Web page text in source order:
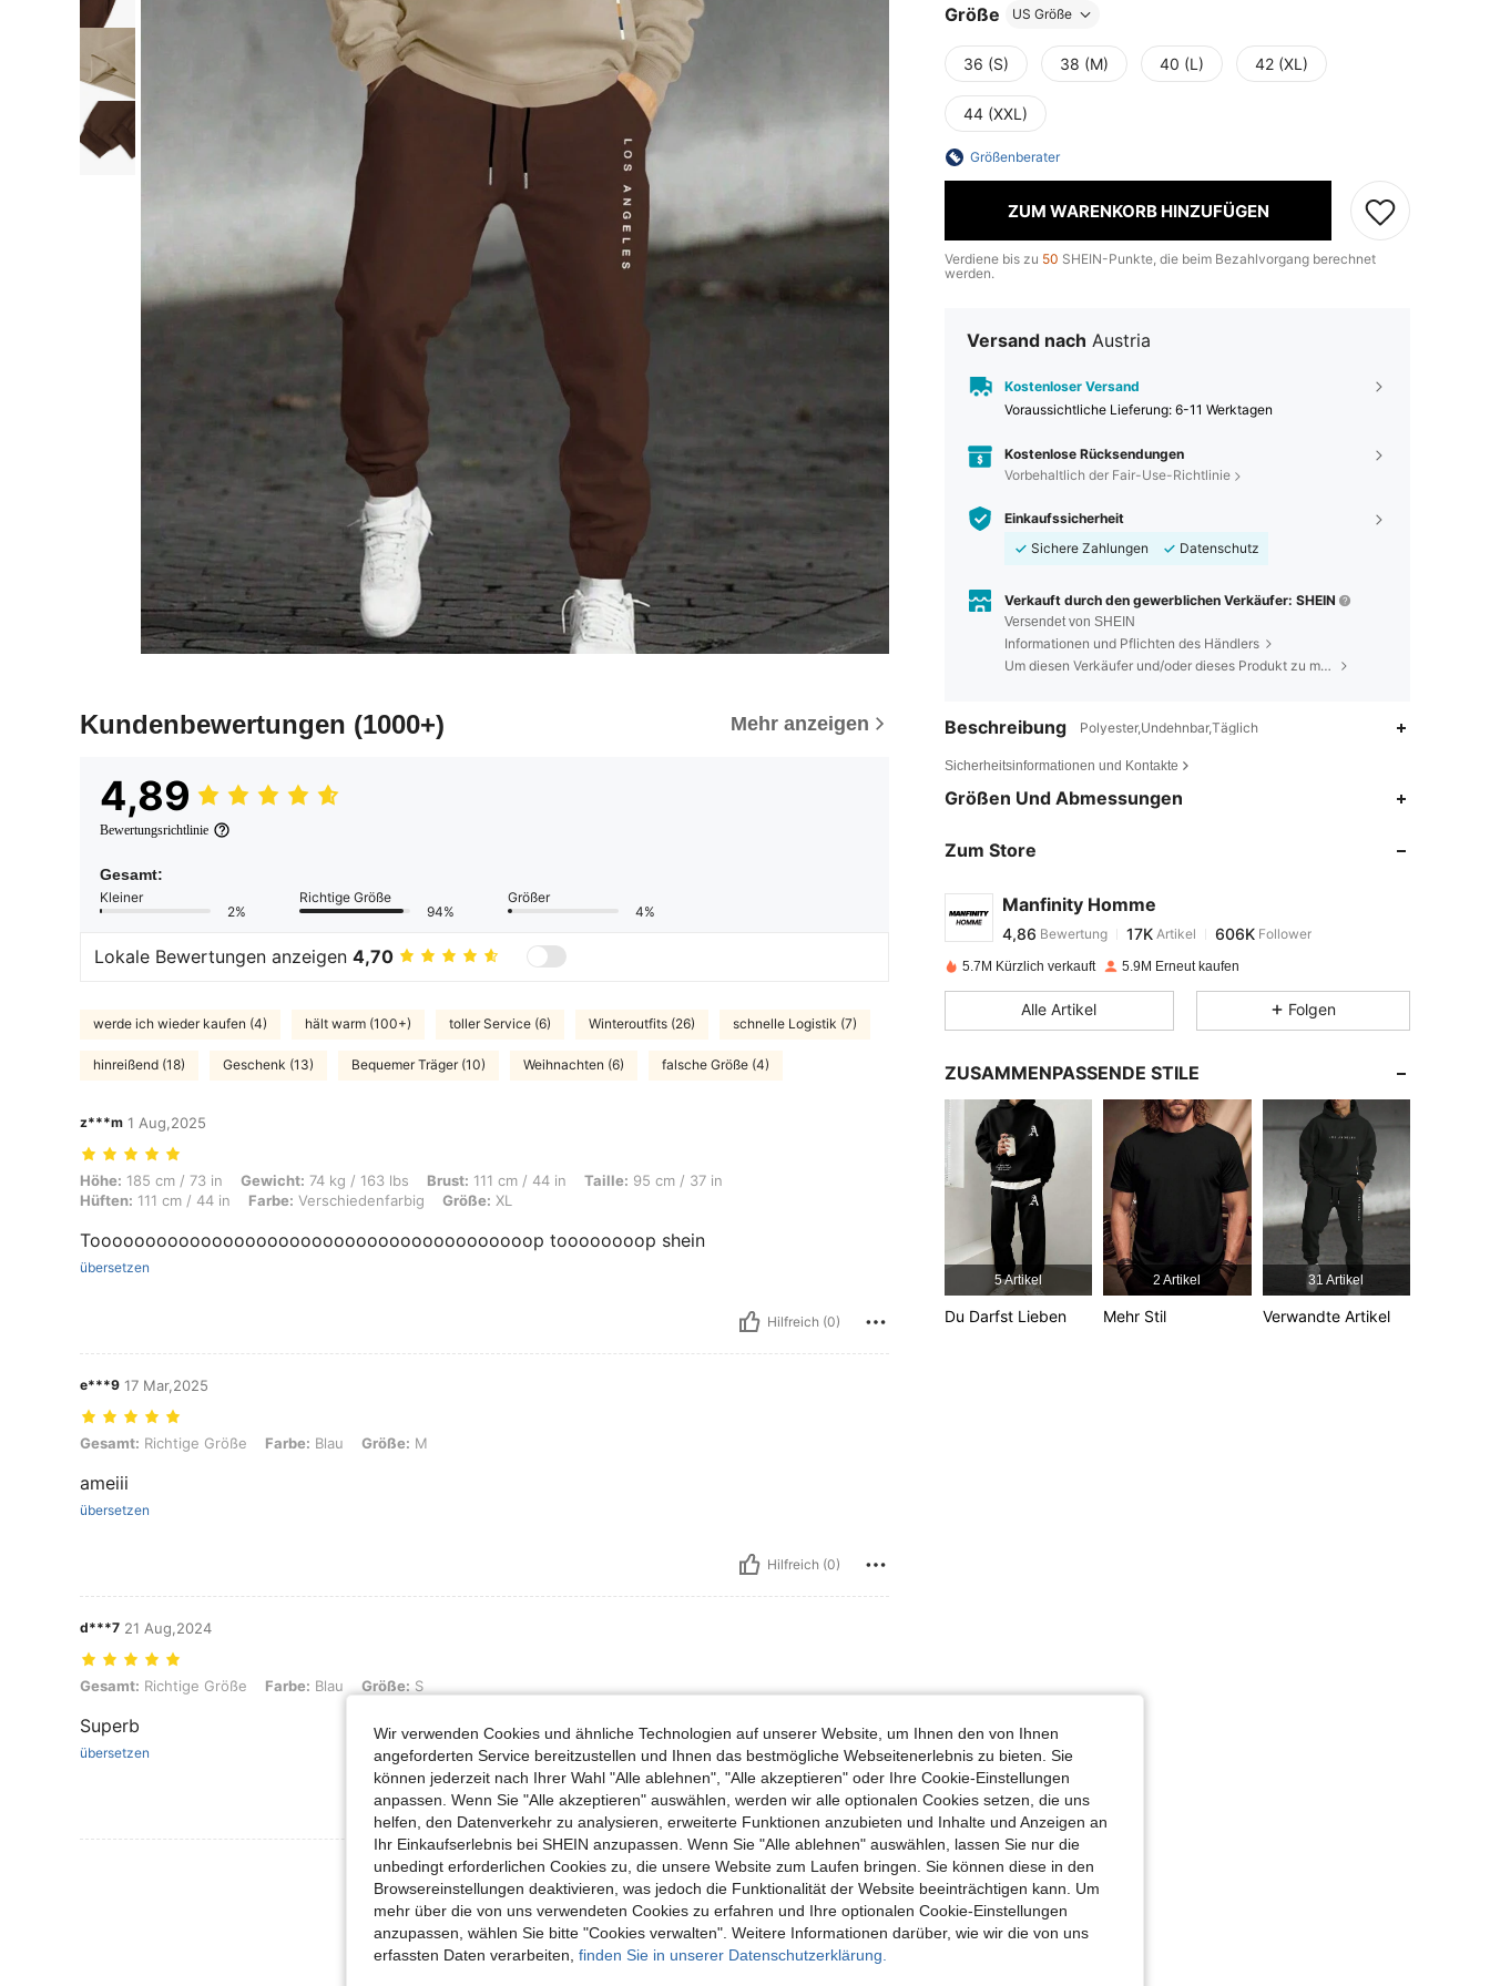
Kundenbewertungen (1000+) Mehr anzeigen
4,89
Bewertungsrichtlinie
Gesamt:
Kleiner
2%
Richtige Größe
94%
Größer
4%
Lokale Bewertungen anzeigen 4,70
werde ich wieder kaufen (4) hält warm (100+) toller Service (6) Winteroutfits (26) schnelle Logistik (7)
hinreißend (18) Geschenk (13) Bequemer Träger (10) Weihnachten (6) falsche Größe (4)
z***m 1 Aug,2025
Höhe: 185 cm / 73 in, Gewicht: 74 kg / 163 lbs, Brust: 111 cm / 44 in, Taille: 95 cm / 37 in, Hüften: 111 cm / 44 in, Farbe: Verschiedenfarbig, Größe: XL
Höhe: 185 cm / 73 in Gewicht: 74 kg / 163 lbs Brust: 111 cm / 44 in Taille: 95 cm / 37 in
Hüften: 111 cm / 44 in Farbe: Verschiedenfarbig Größe: XL
Toooooooooooooooooooooooooooooooooooooooop toooooooop shein
übersetzen
Hilfreich (0)
e***9 17 Mar,2025
Gesamt: Richtige Größe, Farbe: Blau, Größe: M
Gesamt: Richtige Größe Farbe: Blau Größe: M
ameiii
übersetzen
Hilfreich (0)
d***7 21 Aug,2024
Gesamt: Richtige Größe, Farbe: Blau, Größe: S
Gesamt: Richtige Größe Farbe: Blau Größe: S
Superb
übersetzen
Hilfreich (0)
Mehr Bewertungen Ansehen
Größe US Größe
36 (S) 38 (M) 40 (L) 42 (XL)
44 (XXL)
Größenberater
ZUM WARENKORB HINZUFÜGEN
Verdiene bis zu 50 SHEIN-Punkte, die beim Bezahlvorgang berechnet
werden.
Versand nach Austria
Kostenloser Versand
Voraussichtliche Lieferung: 6-11 Werktagen
Kostenlose Rücksendungen
Vorbehaltlich der Fair-Use-Richtlinie
Einkaufssicherheit
Sichere Zahlungen
Datenschutz
Verkauft durch den gewerblichen Verkäufer: SHEIN
Versendet von SHEIN
Informationen und Pflichten des Händlers
Um diesen Verkäufer und/oder dieses Produkt zu melden
Beschreibung Polyester,Undehnbar,Täglich
Sicherheitsinformationen und Kontakte
Größen Und Abmessungen
Zum Store
Manfinity Homme
4,86
4,86 Bewertung
x***ebezahltVor 1 Tag
4,86 17K 606K
4,86 606K
4,86 17K 606K
4,86 17K
5.7M Kürzlich verkauft 5.9M Erneut kaufen
Alle Artikel Folgen
ZUSAMMENPASSENDE STILE
5 Artikel
Du Darfst Lieben
2 Artikel
Mehr Stil
31 Artikel
Verwandte Artikel
Wir verwenden Cookies und ähnliche Technologien auf unserer Website, um Ihnen den von Ihnen
angeforderten Service bereitzustellen und Ihnen das bestmögliche Webseitenerlebnis zu bieten. Sie
können jederzeit nach Ihrer Wahl "Alle ablehnen", "Alle akzeptieren" oder Ihre Cookie-Einstellungen
anpassen. Wenn Sie "Alle akzeptieren" auswählen, werden wir alle optionalen Cookies setzen, die uns
helfen, den Datenverkehr zu analysieren, erweiterte Funktionen anzubieten und Inhalte und Anzeigen an
Ihr Einkaufserlebnis bei SHEIN anzupassen. Wenn Sie "Alle ablehnen" auswählen, lassen Sie nur die
unbedingt erforderlichen Cookies zu, die unsere Website zum Laufen bringen. Sie können diese in den
Browsereinstellungen deaktivieren, was jedoch die Funktionalität der Website beeinträchtigen kann. Um
mehr über die von uns verwendeten Cookies zu erfahren und Ihre optionalen Cookie-Einstellungen
anzupassen, wählen Sie bitte "Cookies verwalten". Weitere Informationen darüber, wie wir die von uns
erfassten Daten verarbeiten, finden Sie in unserer Datenschutzerklärung.